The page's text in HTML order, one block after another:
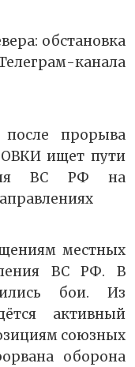
обстановка
канала
после прорыва
ищет пути
ВС РФ на
местных
ВС РФ. В
бои. Из
активный
союзных
оборона